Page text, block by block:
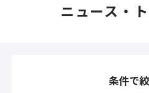
ニュース・
条件で